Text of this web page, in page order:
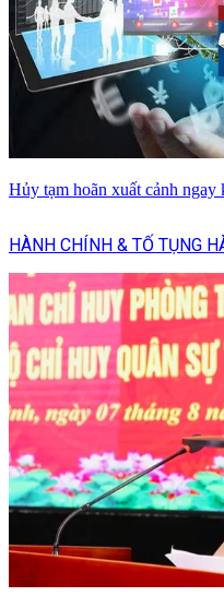
Hủy tạm hoãn xuất cảnh ngay
HÀNH CHÍNH & TỐ TỤNG